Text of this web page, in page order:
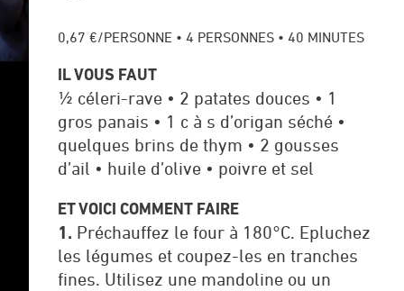
0,67 €/PERSONNE • 4 PERSONNES • 40 MINUTES
IL VOUS FAUT
½ céleri-rave • 2 patates douces • 1
gros panais • 1 c à s d’origan séché •
quelques brins de thym • 2 gousses
d’ail • huile d’olive • poivre et sel
ET VOICI COMMENT FAIRE
1. Préchauffez le four à 180°C. Epluchez
les légumes et coupez-les en tranches
fines. Utilisez une mandoline ou un